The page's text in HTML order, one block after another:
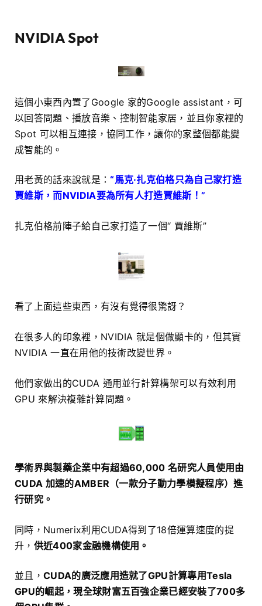
NVIDIA Spot
這個小東西內置了Google 家的Google assistant，可
以回答問題、播放音樂、控制智能家居，並且你家裡的
Spot 可以相互連接，協同工作，讓你的家整個都能變
成智能的。
用老黃的話來說就是：“馬克·扎克伯格只為自己家打造
賈維斯，而NVIDIA要為所有人打造賈維斯！”
扎克伯格前陣子給自己家打造了一個“ 賈維斯”
看了上面這些東西，有沒有覺得很驚訝？
在很多人的印象裡，NVIDIA 就是個做顯卡的，但其實
NVIDIA 一直在用他的技術改變世界。
他們家做出的CUDA 通用並行計算構架可以有效利用
GPU 來解決複雜計算問題。
學術界與製藥企業中有超過60,000 名研究人員使用由
CUDA 加速的AMBER（一款分子動力學模擬程序）進
行研究。
同時，Numerix利用CUDA得到了18倍運算速度的提
升， 供近400家金融機構使用。
並且， CUDA的廣泛應用造就了GPU計算專用Tesla
GPU的崛起，現全球財富五百強企業已經安裝了700多